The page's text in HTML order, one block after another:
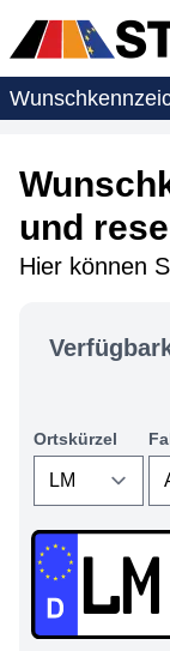
und
Hier können
Ortskürzel